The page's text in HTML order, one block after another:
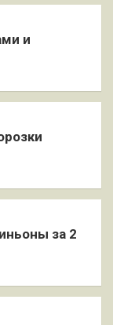
и
за 2